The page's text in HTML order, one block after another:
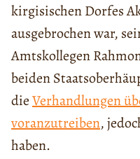
kirgisischen Dorfes
ausgebrochen war,
Amtskollegen
beiden
dieVerhandlungen
voranzutreiben,
haben.